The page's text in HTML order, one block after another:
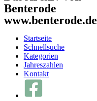
Benterode
www.benterode.de
Startseite
Schnellsuche
Kategorien
Jahreszahlen
Kontakt